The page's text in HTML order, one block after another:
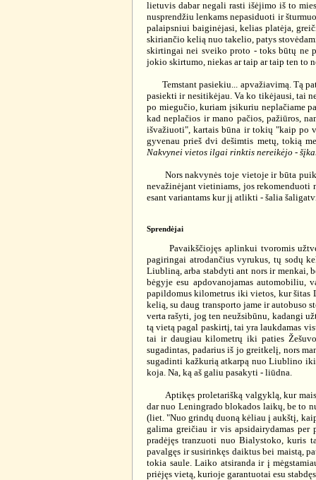
lietuvis dabar negali rasti išėjimo iš to
nusprendžiu lenkams nepasiduoti ir
palaipsniui baiginėjasi, kelias platėja,
skiriančio kelią nuo takelio, patys
skirtingai nei sveiko proto - toks būtų ne
jokio skirtumo, niekas ar taip ar taip ten to
Temstant pasiekiu... apvažiavimą. Tą
pasiekti ir nesitikėjau. Va ko tikėjausi, tai
po miegučio, kuriam įsikuriu neplačiame
kad neplačios ir mano pačios, pažiūros,
išvažiuoti", kartais būna ir tokių "kaip po
gyvenau prieš dvi dešimtis metų, tokią
Nakvynei vietos ilgai rinktis nereikėjo -
Nors nakvynės toje vietoje ir būta
nevažinėjant vietiniams, jos rekomenduoti
esant variantams kur jį atlikti - šalia
Sprendėjai
Pavaikščiojęs aplinkui tvoromis
pagiringai atrodančius vyrukus, tų sodų
Liubliną, arba stabdyti ant nors ir menkai,
bėgyje esu apdovanojamas
papildomus kilometrus iki vietos, kur šitas
kelią, su daug transporto jame ir autobuso
verta rašyti, jog ten neužsibūnu, kadangi
tą vietą pagal paskirtį, tai yra laukdamas
tai ir daugiau kilometrų iki paties
sugadintas, padarius iš jo greitkelį, nors
sugadinti kažkurią atkarpą nuo Liublino
koja. Na, ką aš galiu pasakyti - liūdna.
Aptikęs proletarišką valgyklą, kur
dar nuo Leningrado blokados laikų, be to
(liet. "Nuo grindų duoną kėliau į aukštį,
galima greičiau ir vis apsidairydamas per
pradėjęs tranzuoti nuo Bialystoko, kuris
pavalgęs ir susirinkęs daiktus bei maistą,
tokia saule. Laiko atsiranda ir į
priėjęs vietą, kurioje garantuotai esu